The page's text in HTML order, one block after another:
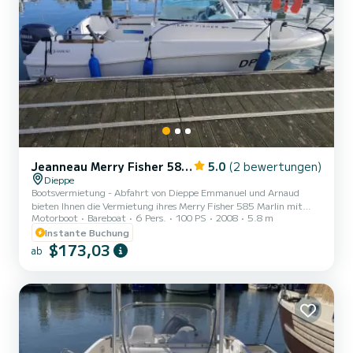
Jeanneau Merry Fisher 585 Marlin 5.0 (2 bewertungen)
Dieppe
Bootsvermietung - Abfahrt von Dieppe Emmanuel und Arnaud
bieten Ihnen die Vermietung ihres Merry Fisher 585 Marlin mit
einem 100 PS Yamaha-Motor an. Möchten Sie das Meer erkunden
und die normannische Küste auf andere Weise entdecken? Genießen
Sie einen Bootsausflug ab Dieppe, Bassin Ango, ideal für einen
Familienausflug oder einen Ausflug mit Freunden! Das Boot
Entspannung. Kapazität: bis zu 6 Personen, aber für eine
komfortablere N...
Motorboot Bareboat 6 Pers. 100 PS 2008
5.8 m
Instante Buchung
ab $173,03